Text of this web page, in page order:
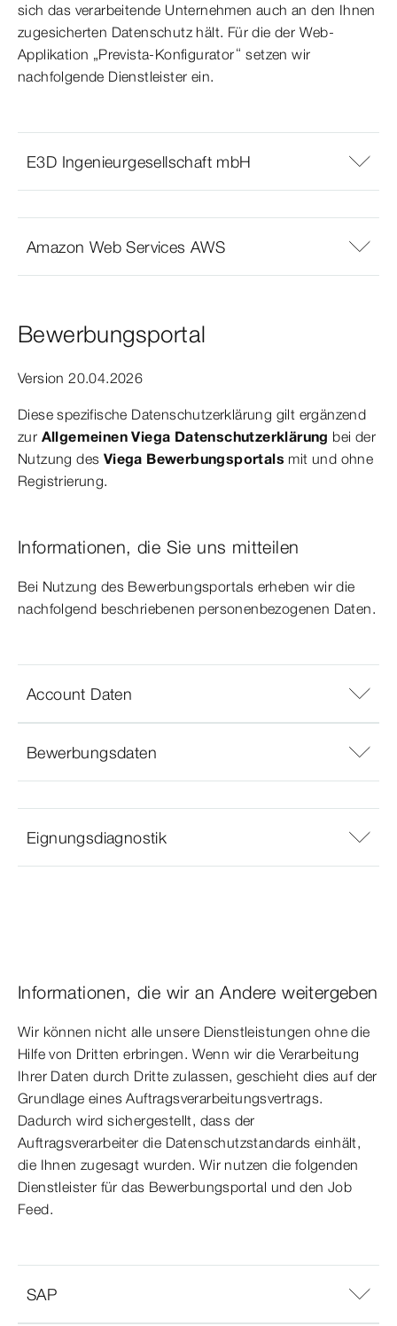
sich das verarbeitende Unternehmen auch an den Ihnen
zugesicherten Datenschutz hält. Für die der Web-
Applikation „Prevista-Konfigurator“ setzen wir
nachfolgende Dienstleister ein.
E3D Ingenieurgesellschaft mbH
Amazon Web Services AWS
Bewerbungsportal
Version 20.04.2026
Diese spezifische Datenschutzerklärung gilt ergänzend
zur Allgemeinen Viega Datenschutzerklärung bei der
Nutzung des Viega Bewerbungsportals mit und ohne
Registrierung.
Informationen, die Sie uns mitteilen
Bei Nutzung des Bewerbungsportals erheben wir die
nachfolgend beschriebenen personenbezogenen Daten.
Account Daten
Bewerbungsdaten
Eignungsdiagnostik
Informationen, die wir an Andere weitergeben
Wir können nicht alle unsere Dienstleistungen ohne die
Hilfe von Dritten erbringen. Wenn wir die Verarbeitung
Ihrer Daten durch Dritte zulassen, geschieht dies auf der
Grundlage eines Auftragsverarbeitungsvertrags.
Dadurch wird sichergestellt, dass der
Auftragsverarbeiter die Datenschutzstandards einhält,
die Ihnen zugesagt wurden. Wir nutzen die folgenden
Dienstleister für das Bewerbungsportal und den Job
Feed.
SAP